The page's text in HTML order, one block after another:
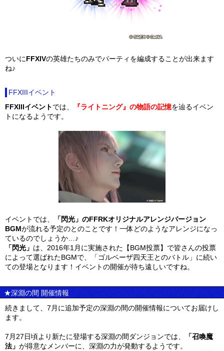
ついにFFXIVの英雄たちのみでパーティを編成することが出来ます
ね♪
FFXIIIイベント
FFXIIIイベントでは、 『ライトニング』の物語の記憶を辿るイベン
トになるようです。
イベントでは、
「閃光」のFFRKオリジナルアレンジバージョン
BGMが流れる予定のとのことです！一体どのようなアレンジになっ
ているのでしょうか…♪
「閃光」 は、2016年1月に実施された【BGM投票】で皆さんの投票
によって選ばれたBGMで、「ゴルベーザ四天王とのバトル」に続い
ての登場となります！イベントの開催が待ち遠しいですね。
★深淵の間 開催情報
続きまして、7月に追加予定の深淵の間の開催情報についてお届けし
ます。
7月27日頃より新たに登場する深淵の間ダンジョンでは、
「召喚魔
法」 が得意なメンバーに、深淵の力が発動するようです。